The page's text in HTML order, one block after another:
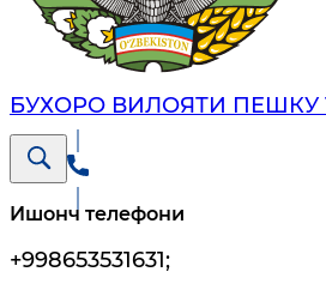
БУХОРО ВИЛОЯТИ
Ишонч телефони
+998653531631;